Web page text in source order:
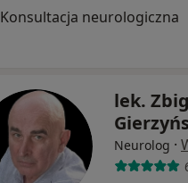
Konsultacja neurologiczna
lek.
Neurolog ·